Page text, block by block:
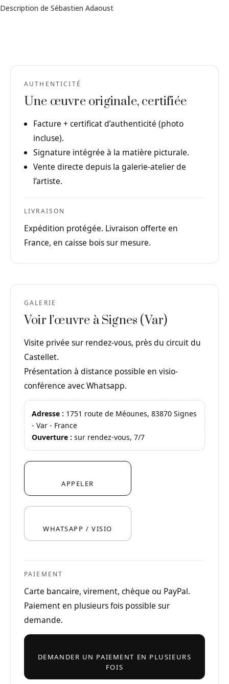
Description de Sébastien Adaoust
AUTHENTICITÉ
Une œuvre originale, certifiée
Facture + certificat d’authenticité (photo
incluse).
Signature intégrée à la matière picturale.
Vente directe depuis la galerie-atelier de
l’artiste.
LIVRAISON
Expédition protégée. Livraison offerte en
France, en caisse bois sur mesure.
GALERIE
Voir l’œuvre à Signes (Var)
Visite privée sur rendez-vous, près du circuit du
Castellet.
Présentation à distance possible en visio-
conférence avec Whatsapp.
Adresse : 1751 route de Méounes, 83870 Signes
- Var - France
Ouverture : sur rendez-vous, 7/7
APPELER
WHATSAPP / VISIO
PAIEMENT
Carte bancaire, virement, chèque ou PayPal.
Paiement en plusieurs fois possible sur
demande.
DEMANDER UN PAIEMENT EN PLUSIEURS
FOIS